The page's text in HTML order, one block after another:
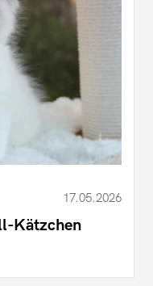
17.05.2026
Kätzchen